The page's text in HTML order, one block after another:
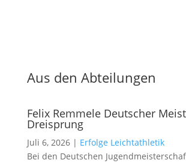
Aus den Abteilungen
Felix Remmele Deutscher
Dreisprung
Juli 6, 2026| Erfolge Leichtathletik
Bei den Deutschen